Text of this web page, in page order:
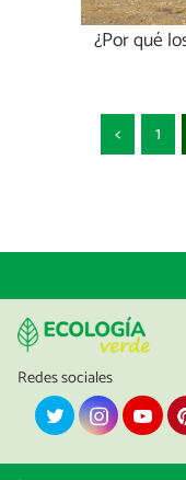
¿Por qué
< 1
Redes sociales